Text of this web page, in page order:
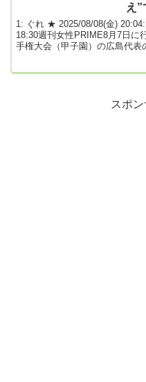
え
事
1: ぐれ ★ 2025/08/08(金)
18:30週刊女性PRIME8月7日に
手権大会（甲子園）の広島代表
スポ